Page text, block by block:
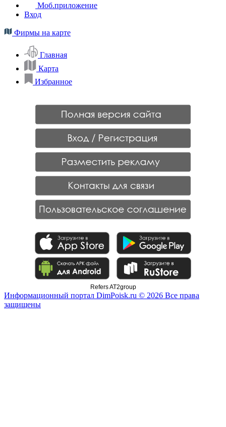
Моб.приложение
Вход
Фирмы на карте
Главная
Карта
Избранное
Refers AT2group
Информационный портал DimPoisk.ru © 2026 Все права
защищены